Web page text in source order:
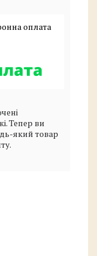
Тепер ви
який товар